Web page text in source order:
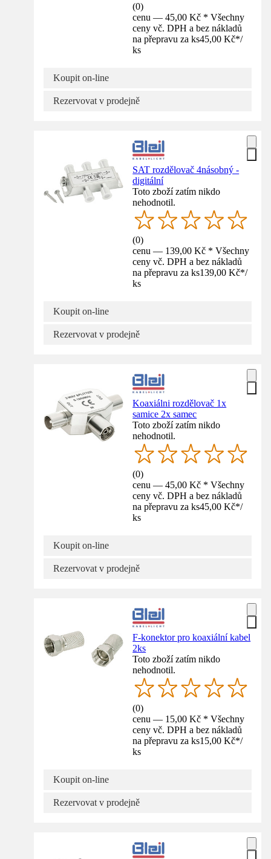
(0)
cenu — 45,00 Kč * Všechny
ceny vč. DPH a bez nákladů
na přepravu za ks45,00 Kč*/
ks
Koupit on-line
Rezervovat v prodejně
SAT rozdělovač 4násobný -
digitální
Toto zboží zatím nikdo
nehodnotil.
(0)
cenu — 139,00 Kč * Všechny
ceny vč. DPH a bez nákladů
na přepravu za ks139,00 Kč*/
ks
Koupit on-line
Rezervovat v prodejně
Koaxiálni rozdělovač 1x
samice 2x samec
Toto zboží zatím nikdo
nehodnotil.
(0)
cenu — 45,00 Kč * Všechny
ceny vč. DPH a bez nákladů
na přepravu za ks45,00 Kč*/
ks
Koupit on-line
Rezervovat v prodejně
F-konektor pro koaxiální kabel
2ks
Toto zboží zatím nikdo
nehodnotil.
(0)
cenu — 15,00 Kč * Všechny
ceny vč. DPH a bez nákladů
na přepravu za ks15,00 Kč*/
ks
Koupit on-line
Rezervovat v prodejně